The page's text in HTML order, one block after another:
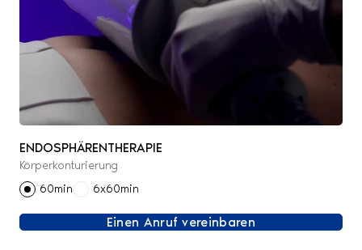
ENDOSPHÄRENTHERAPIE
Körperkonturierung
60min
6x60min
Einen Anruf vereinbaren